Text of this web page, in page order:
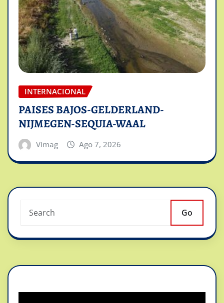
INTERNACIONAL
PAISES BAJOS-GELDERLAND-
NIJMEGEN-SEQUIA-WAAL
Vimag Ago 7, 2026
Go